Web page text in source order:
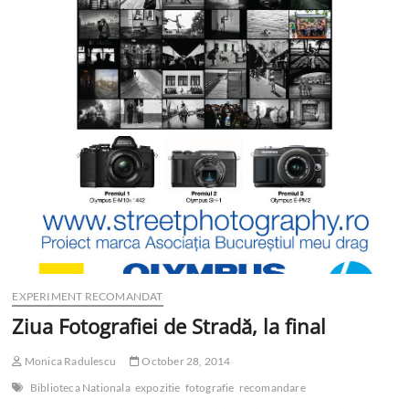
EXPERIMENT RECOMANDAT
Ziua Fotografiei de Stradă, la final
Monica Radulescu
October 28, 2014
Biblioteca Nationala expozitie fotografie recomandare